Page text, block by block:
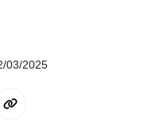
03/2025